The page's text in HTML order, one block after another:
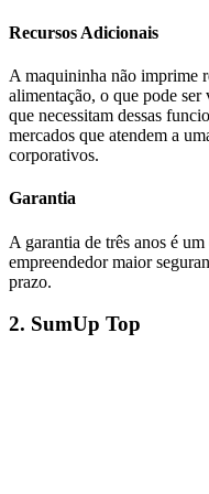
Recursos Adicionais
A maquininha não imprime
alimentação, o que pode
que necessitam dessas
mercados que atendem a
corporativos.
Garantia
A garantia de três anos é
empreendedor maior
prazo.
2. SumUp Top